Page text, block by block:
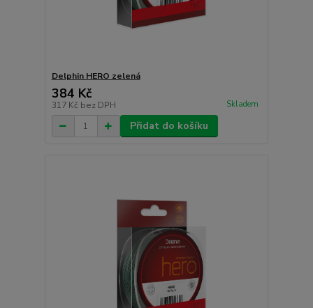
Delphin HERO zelená
384 Kč
317 Kč bez DPH Skladem
Přidat do košíku